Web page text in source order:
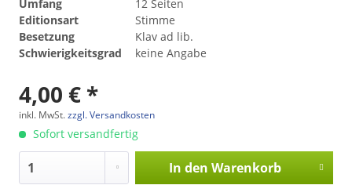
Umfang
12 Seiten
Editionsart
Stimme
Besetzung
Klav ad lib.
Schwierigkeitsgrad
keine Angabe
4,00 € *
inkl. MwSt.zzgl. Versandkosten
Sofort versandfertig
In den Warenkorb